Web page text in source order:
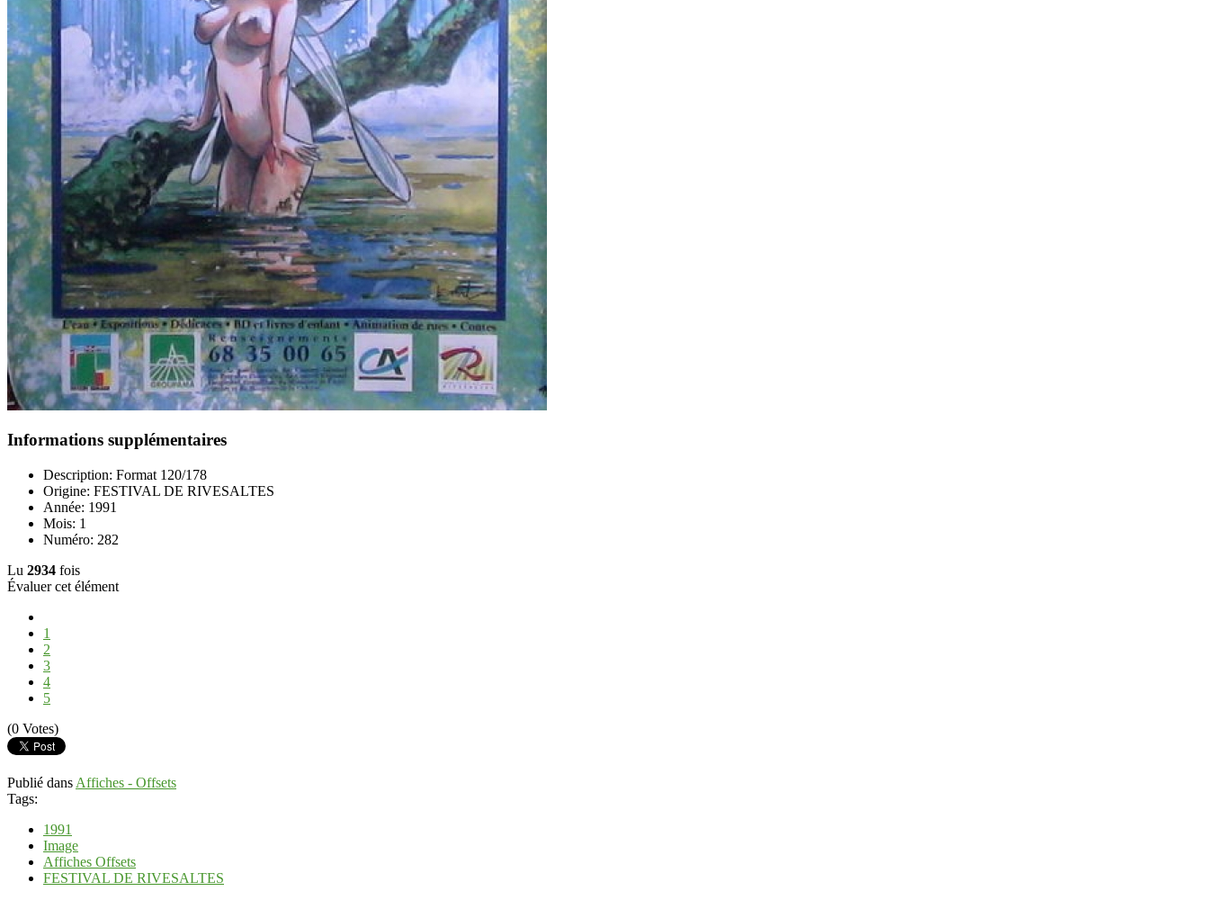
Informations supplémentaires
Description: Format 120/178
Origine: FESTIVAL DE RIVESALTES
Année: 1991
Mois: 1
Numéro: 282
Lu 2934 fois
Évaluer cet élément
1
2
3
4
5
(0 Votes)
Publié dans Affiches - Offsets
Tags:
1991
Image
Affiches Offsets
FESTIVAL DE RIVESALTES